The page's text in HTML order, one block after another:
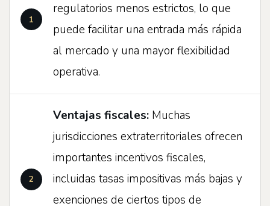
regulatorios menos estrictos, lo que
puede facilitar una entrada más rápida
al mercado y una mayor flexibilidad
operativa.
Ventajas fiscales: Muchas
jurisdicciones extraterritoriales ofrecen
importantes incentivos fiscales,
incluidas tasas impositivas más bajas y
exenciones de ciertos tipos de